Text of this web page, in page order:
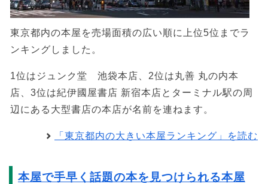
東京都内の本屋を売場面積の広い順に上位5位までラ
ンキングしました。
1位はジュンク堂 池袋本店、2位は丸善 丸の内本
店、3位は紀伊國屋書店 新宿本店とターミナル駅の周
辺にある大型書店の本店が名前を連ねます。
「東京都内の大きい本屋ランキング」を読む
本屋で手早く話題の本を見つけられる本屋